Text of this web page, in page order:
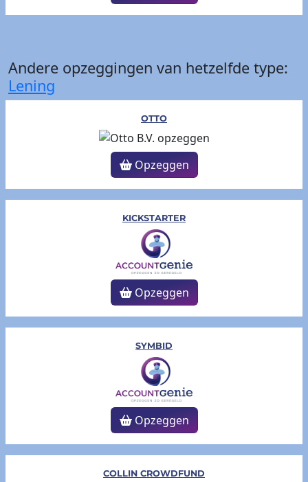
Andere opzeggingen van hetzelfde type:
Lening
OTTO
Opzeggen
KICKSTARTER
Opzeggen
SYMBID
Opzeggen
COLLIN CROWDFUND